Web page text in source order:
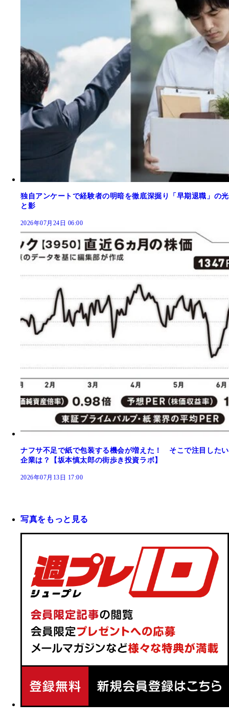
独自アンケートで経験者の明暗を徹底深掘り「早期退職」の光
と影
2026年07月24日 06:00
ナフサ不足で紙で包装する機会が増えた！ そこで注目したい
企業は？【坂本慎太郎の街歩き投資ラボ】
2026年07月13日 17:00
写真をもっと見る